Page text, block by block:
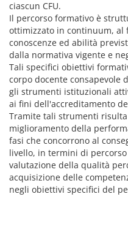
ciascun CFU.
Il percorso formativo è
ottimizzato in continuum, al
conoscenze ed abilità
dalla normativa vigente e
Tali specifici obiettivi
corpo docente consapevole
gli strumenti istituzionali
ai fini dell'accreditamento
Tramite tali strumenti
miglioramento della
fasi che concorrono al
livello, in termini di
valutazione della qualità
acquisizione delle
negli obiettivi specifici del